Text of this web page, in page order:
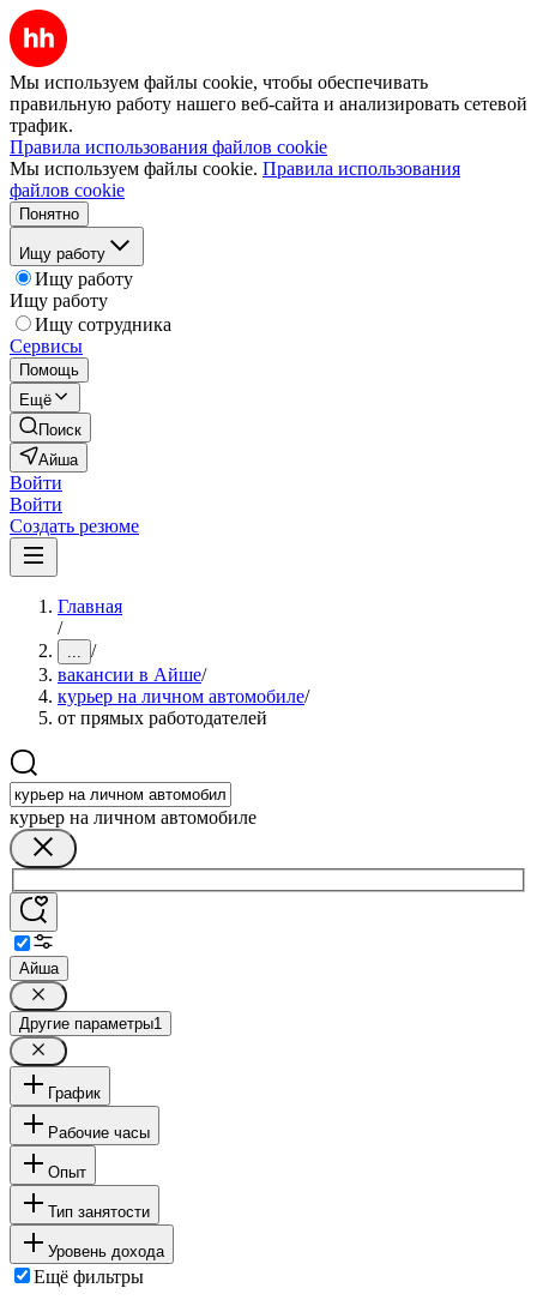
Мы используем файлы cookie, чтобы обеспечивать
правильную работу нашего веб-сайта и анализировать сетевой
трафик.
Правила использования файлов cookie
Мы используем файлы cookie. Правила использования
файлов cookie
Понятно
Ищу работу
Ищу работу
Ищу работу
Ищу сотрудника
Сервисы
Помощь
Ещё
Поиск
Айша
Войти
Войти
Создать резюме
Главная
/
... /
вакансии в Айше/
курьер на личном автомобиле/
от прямых работодателей
курьер на личном автомобиле
Айша
Другие параметры1
График
Рабочие часы
Опыт
Тип занятости
Уровень дохода
Ещё фильтры